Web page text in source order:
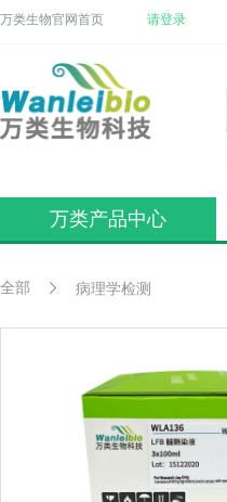
万类生物官网首页 请登录
万类产品中心
全部 病理学检测